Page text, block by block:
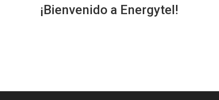
¡Bienvenido a Energytel!